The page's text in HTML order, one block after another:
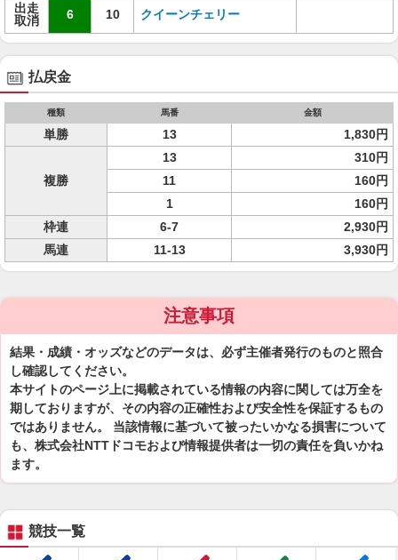
出走
取消
6 10 クイーンチェリー
払戻金
種類 馬番 金額
単勝 13 1,830円
複勝
13
310円
11
160円
1
160円
枠連
6-7
2,930円
馬連
11-13 3,930円
注意事項
結果・成績・オッズなどのデータは、必ず主催者発行のものと照合
し確認してください。
本サイトのページ上に掲載されている情報の内容に関しては万全を
期しておりますが、その内容の正確性および安全性を保証するもの
ではありません。 当該情報に基づいて被ったいかなる損害について
も、株式会社NTTドコモおよび情報提供者は一切の責任を負いかね
ます。
競技一覧